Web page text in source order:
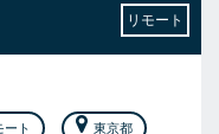
リモート
ート 東京都